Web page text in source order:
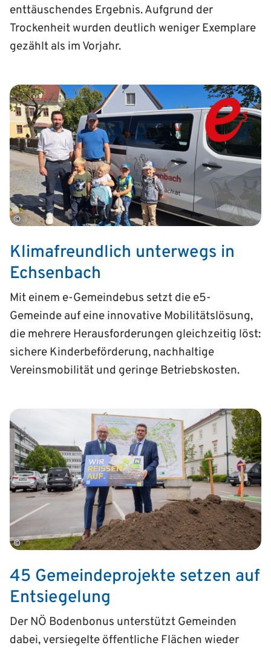
enttäuschendes Ergebnis. Aufgrund der
Trockenheit wurden deutlich weniger Exemplare
gezählt als im Vorjahr.
©
Klimafreundlich unterwegs in
Echsenbach
Mit einem e-Gemeindebus setzt die e5-
Gemeinde auf eine innovative Mobilitätslösung,
die mehrere Herausforderungen gleichzeitig löst:
sichere Kinderbeförderung, nachhaltige
Vereinsmobilität und geringe Betriebskosten.
©
45 Gemeindeprojekte setzen auf
Entsiegelung
Der NÖ Bodenbonus unterstützt Gemeinden
dabei, versiegelte öffentliche Flächen wieder